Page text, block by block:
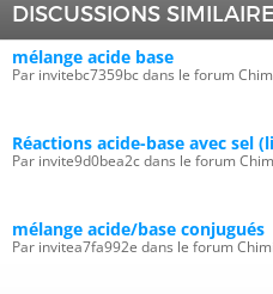
DISCUSSIONS
mélange acide base
Par invitebc7359bc dans le forum
Réactions acide-base avec sel
Par invite9d0bea2c dans le forum
mélange acide/base conjugués
Par invitea7fa992e dans le forum